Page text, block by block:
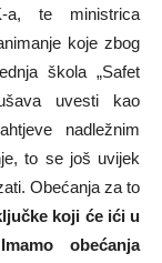
a, te ministrica
koje zbog
škola „Safet
uvesti kao
nadležnim
to se još uvijek
Obećanja za to
koji će ići u
obećanja